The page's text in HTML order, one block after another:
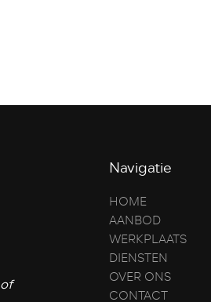
Navigatie
HOME
AANBOD
WERKPLAATS
DIENSTEN
OVER ONS
CONTACT